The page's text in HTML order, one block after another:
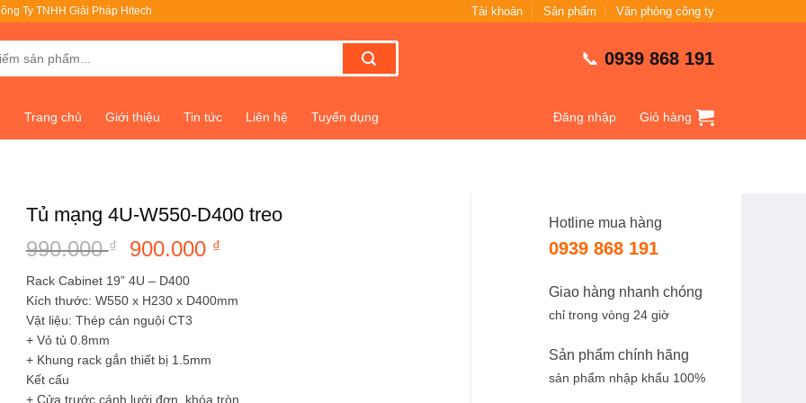
Ty TNHH Giải Pháp Hitech Tài khoản Sản phẩm Văn phòng công ty
📞 0939 868 191
Trang chủ Giới thiệu Tin tức Liên hệ Tuyển dụng Đăng nhập Giỏ hàng
Hotline mua hàng
0939 868 191
Giao hàng nhanh chóng
chỉ trong vòng 24 giờ
Sản phẩm chính hãng
sản phẩm nhập khẩu 100%
Tủ mạng 4U-W550-D400 treo
990.000₫
Giá
gốc
là:
990.000 ₫.
900.000 ₫
Rack Cabinet 19” 4U – D400
Kích thước: W550 x H230 x D400mm
Vật liệu: Thép cán nguội CT3
+ Vỏ tủ 0.8mm
+ Khung rack gắn thiết bị 1.5mm
Kết cấu
+ Cửa trước cánh lưới đơn, khóa tròn